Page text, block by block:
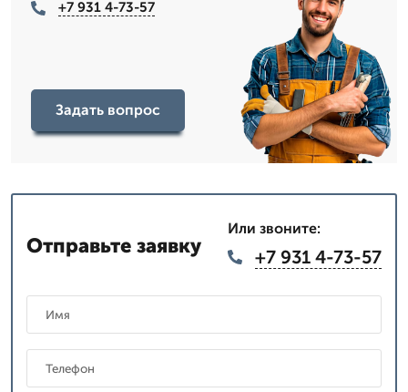
+7 931 4-73-57
Задать вопрос
Отправьте заявку
Или звоните:
+7 931 4-73-57